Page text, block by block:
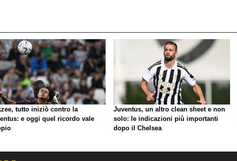
tutto iniziò contro la
e oggi quel ricordo vale
Juventus, un altro clean sheet e non
solo: le indicazioni più importanti
dopo il Chelsea